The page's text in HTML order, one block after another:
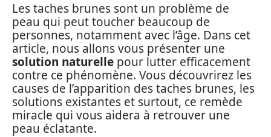
Les taches brunes sont un problème de
peau qui peut toucher beaucoup de
personnes, notamment avec l’âge. Dans cet
article, nous allons vous présenter une
solution naturelle pour lutter efficacement
contre ce phénomène. Vous découvrirez les
causes de l’apparition des taches brunes, les
solutions existantes et surtout, ce remède
miracle qui vous aidera à retrouver une
peau éclatante.